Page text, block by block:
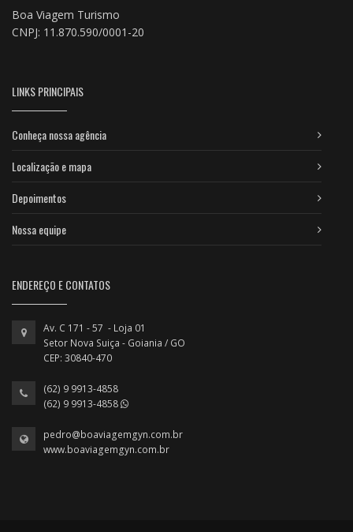
Boa Viagem Turismo
CNPJ: 11.870.590/0001-20
LINKS PRINCIPAIS
Conheça nossa agência
Localização e mapa
Depoimentos
Nossa equipe
ENDEREÇO E CONTATOS
Av. C 171 - 57 - Loja 01
Setor Nova Suiça - Goiania / GO
CEP: 30840-470
(62) 9 9913-4858
(62) 9 9913-4858
pedro@boaviagemgyn.com.br
www.boaviagemgyn.com.br